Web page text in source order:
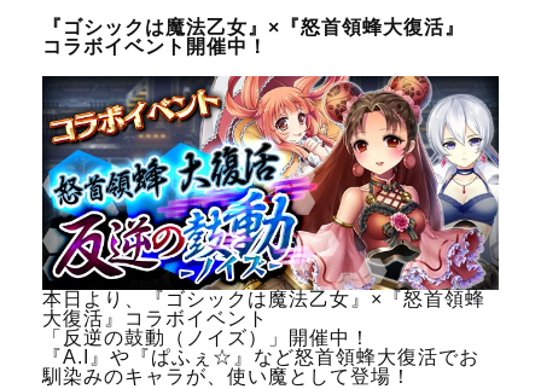
『ゴシックは魔法乙女』×『怒首領蜂大復活』
コラボイベント開催中！
本日より、『ゴシックは魔法乙女』×『怒首領蜂
大復活』コラボイベント
「反逆の鼓動（ノイズ）」開催中！
『A.I』や『ぱふぇ☆』など怒首領蜂大復活でお
馴染みのキャラが、使い魔として登場！